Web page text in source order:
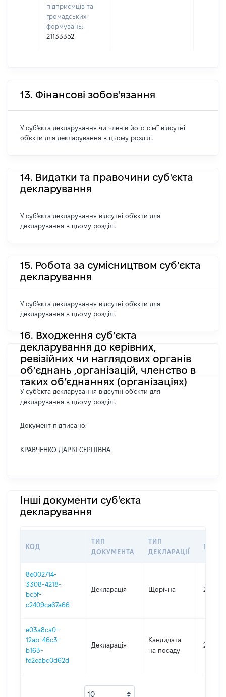
підприємців та
громадських
формувань:
21133352
13. Фінансові зобов'язання
У суб'єкта декларування чи членів його сім'ї відсутні
об'єкти для декларування в цьому розділі.
14. Видатки та правочини суб'єкта
декларування
У суб'єкта декларування відсутні об'єкти для
декларування в цьому розділі.
15. Робота за сумісництвом суб’єкта
декларування
У суб'єкта декларування відсутні об'єкти для
декларування в цьому розділі.
16. Входження суб’єкта
декларування до керівних,
ревізійних чи наглядових органів
об’єднань ,організацій, членство в
таких об’єднаннях (організаціях)
У суб'єкта декларування відсутні об'єкти для
декларування в цьому розділі.
Документ підписано:
КРАВЧЕНКО ДАРІЯ СЕРГІЇВНА
Інші документи суб'єкта
декларування
КОД
ТИП
ДОКУМЕНТА
ТИП
ДЕКЛАРАЦІЇ
8e002714-
3308-4218-
bc5f-
c2409ca67a66
Декларація Щорічна 2024
e03a8ca0-
12ab-46c3-
b163-
fe2eabc0d62d
Декларація
Кандидата
на посаду
2023